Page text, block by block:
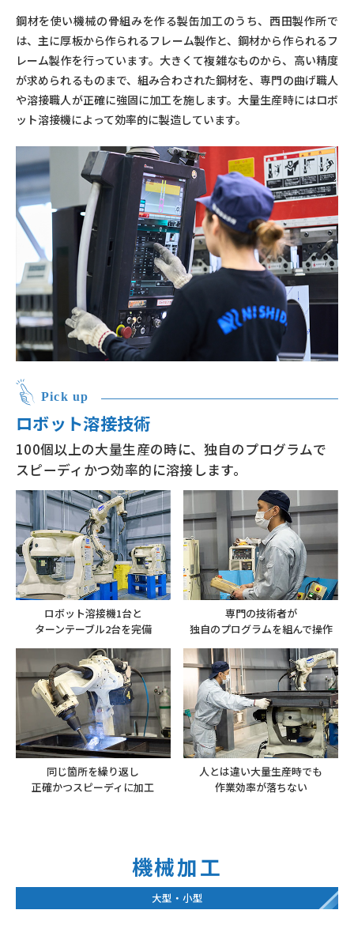
鋼材を使い機械の骨組みを作る製缶加工のうち、西田製作所で
は、主に厚板から作られるフレーム製作と、鋼材から作られるフ
レーム製作を行っています。大きくて複雑なものから、高い精度
が求められるものまで、組み合わされた鋼材を、専門の曲げ職人
や溶接職人が正確に強固に加工を施します。大量生産時にはロボ
ット溶接機によって効率的に製造しています。
Pick up
ロボット溶接技術
100個以上の大量生産の時に、独自のプログラムで
スピーディかつ効率的に溶接します。
ロボット溶接機1台と
ターンテーブル2台を完備
専門の技術者が
独自のプログラムを組んで操作
同じ箇所を繰り返し
正確かつスピーディに加工
人とは違い大量生産時でも
作業効率が落ちない
機械加工
大型・小型